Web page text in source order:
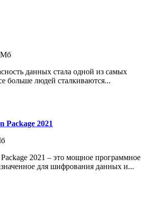
Мб
данных стала одной из самых
больше людей сталкиваются...
Package 2021
2021 – это мощное программное
для шифрования данных и...